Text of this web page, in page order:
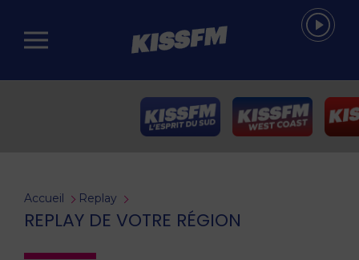
Passer au contenu principal
Accueil Replay
REPLAY DE VOTRE RÉGION